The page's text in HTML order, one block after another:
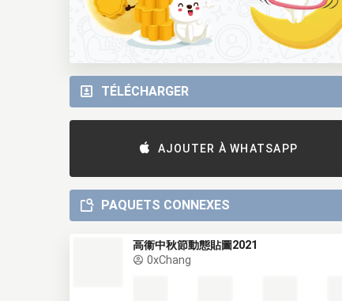
TÉLÉCHARGER
AJOUTER À WHATSAPP
PAQUETS CONNEXES
高衞中秋節動態貼圖2021
0xChang